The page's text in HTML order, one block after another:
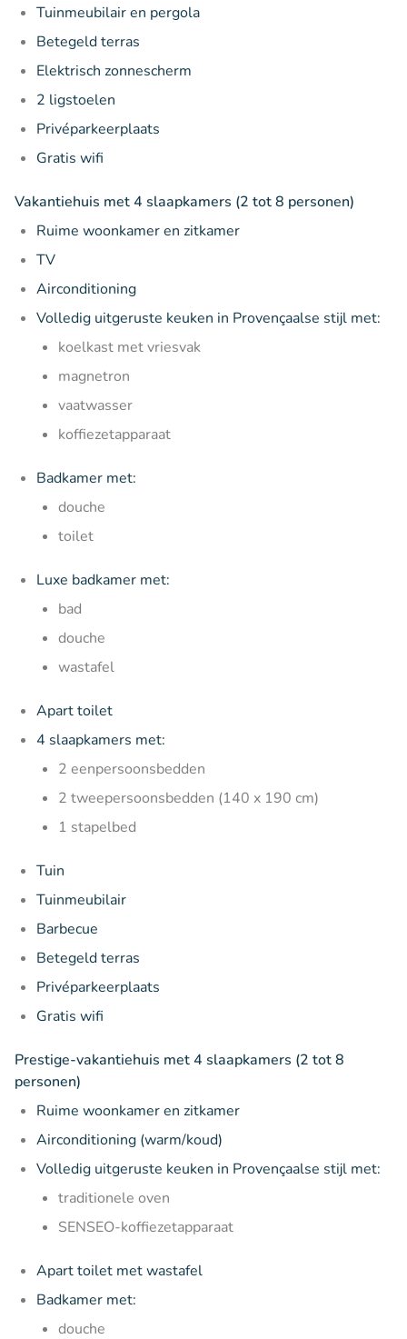
Tuinmeubilair en pergola
Betegeld terras
Elektrisch zonnescherm
2 ligstoelen
Privéparkeerplaats
Gratis wifi
Vakantiehuis met 4 slaapkamers (2 tot 8 personen)
Ruime woonkamer en zitkamer
TV
Airconditioning
Volledig uitgeruste keuken in Provençaalse stijl met:
koelkast met vriesvak
magnetron
vaatwasser
koffiezetapparaat
Badkamer met:
douche
toilet
Luxe badkamer met:
bad
douche
wastafel
Apart toilet
4 slaapkamers met:
2 eenpersoonsbedden
2 tweepersoonsbedden (140 x 190 cm)
1 stapelbed
Tuin
Tuinmeubilair
Barbecue
Betegeld terras
Privéparkeerplaats
Gratis wifi
Prestige-vakantiehuis met 4 slaapkamers (2 tot 8
personen)
Ruime woonkamer en zitkamer
Airconditioning (warm/koud)
Volledig uitgeruste keuken in Provençaalse stijl met:
traditionele oven
SENSEO-koffiezetapparaat
Apart toilet met wastafel
Badkamer met:
douche